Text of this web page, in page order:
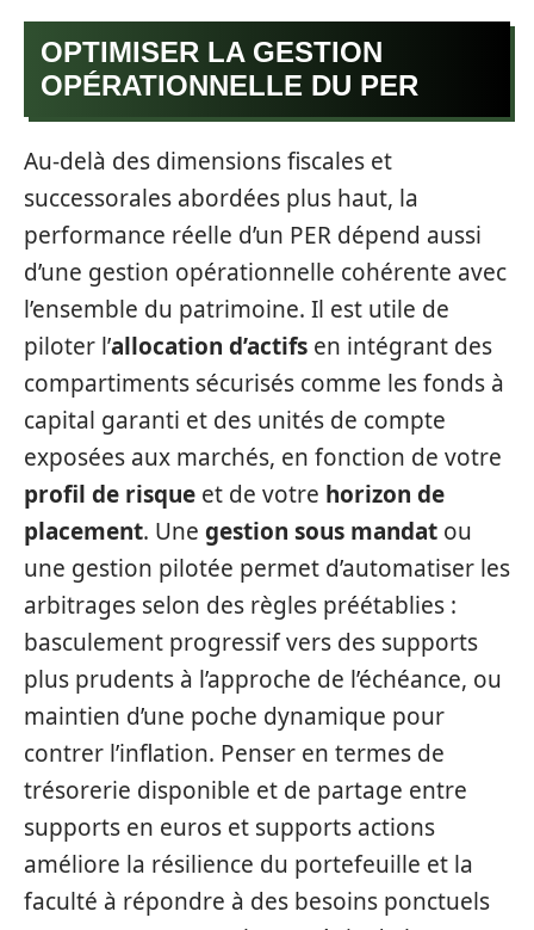
OPTIMISER LA GESTION
OPÉRATIONNELLE DU PER
Au‑delà des dimensions fiscales et
successorales abordées plus haut, la
performance réelle d’un PER dépend aussi
d’une gestion opérationnelle cohérente avec
l’ensemble du patrimoine. Il est utile de
piloter l’allocation d’actifs en intégrant des
compartiments sécurisés comme les fonds à
capital garanti et des unités de compte
exposées aux marchés, en fonction de votre
profil de risque et de votre horizon de
placement. Une gestion sous mandat ou
une gestion pilotée permet d’automatiser les
arbitrages selon des règles préétablies :
basculement progressif vers des supports
plus prudents à l’approche de l’échéance, ou
maintien d’une poche dynamique pour
contrer l’inflation. Penser en termes de
trésorerie disponible et de partage entre
supports en euros et supports actions
améliore la résilience du portefeuille et la
faculté à répondre à des besoins ponctuels